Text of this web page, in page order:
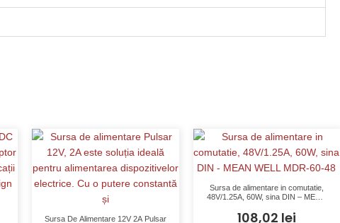
Sursa De Alimentare 12V 2A Pulsar
Sursa de alimentare in comutatie,
48V/1.25A, 60W, sina DIN – MEAN
108,02 lei